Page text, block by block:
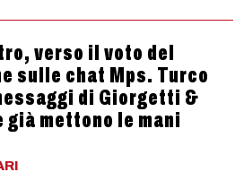
verso il voto del
sulle chat Mps. Turco
di Giorgetti &
già mettono le mani